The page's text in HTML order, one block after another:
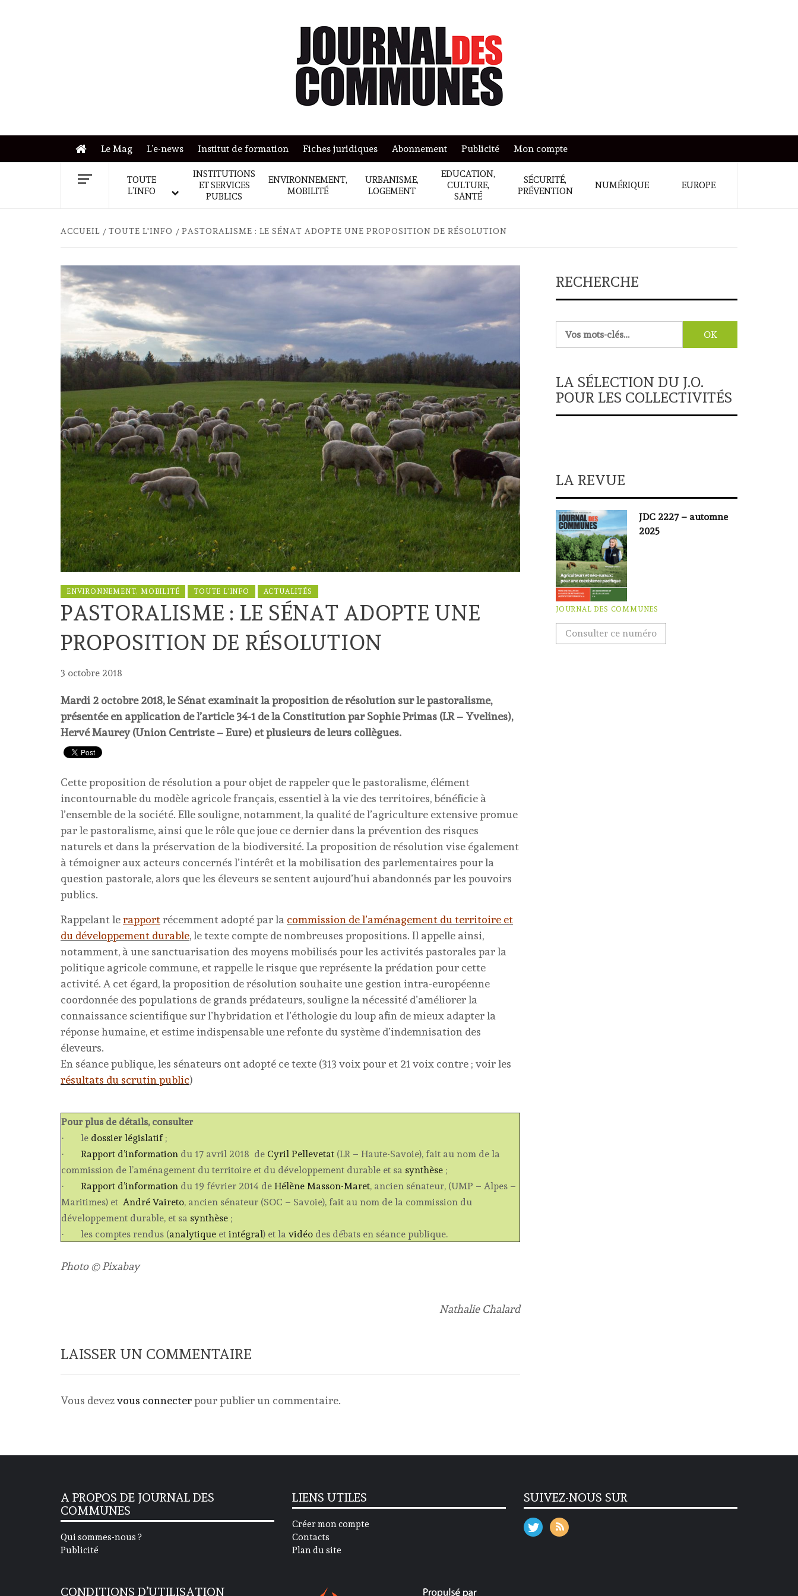
Le Mag L’e-news Institut de formation Fiches juridiques Abonnement Publicité Mon compte
TOUTE
L’INFO
INSTITUTIONS
ET SERVICES
PUBLICS
ENVIRONNEMENT,
MOBILITÉ
URBANISME,
LOGEMENT
EDUCATION,
CULTURE,
SANTÉ
SÉCURITÉ,
PRÉVENTION
NUMÉRIQUE EUROPE
ACCUEIL TOUTE L'INFO PASTORALISME : LE SÉNAT ADOPTE UNE PROPOSITION DE RÉSOLUTION
ENVIRONNEMENT, MOBILITÉ TOUTE L'INFO ACTUALITÉS
PASTORALISME : LE SÉNAT ADOPTE UNE
PROPOSITION DE RÉSOLUTION
3 octobre 2018
Mardi 2 octobre 2018, le Sénat examinait la proposition de résolution sur le pastoralisme,
présentée en application de l’article 34-1 de la Constitution par Sophie Primas (LR – Yvelines),
Hervé Maurey (Union Centriste – Eure) et plusieurs de leurs collègues.
Cette proposition de résolution a pour objet de rappeler que le pastoralisme, élément
incontournable du modèle agricole français, essentiel à la vie des territoires, bénéficie à
l’ensemble de la société. Elle souligne, notamment, la qualité de l’agriculture extensive promue
par le pastoralisme, ainsi que le rôle que joue ce dernier dans la prévention des risques
naturels et dans la préservation de la biodiversité. La proposition de résolution vise également
à témoigner aux acteurs concernés l’intérêt et la mobilisation des parlementaires pour la
question pastorale, alors que les éleveurs se sentent aujourd’hui abandonnés par les pouvoirs
publics.
Rappelant lerapportrécemment adopté par la commission de l’aménagement du territoire et
du développement durable, le texte compte de nombreuses propositions. Il appelle ainsi,
notamment, à une sanctuarisation des moyens mobilisés pour les activités pastorales par la
politique agricole commune, et rappelle le risque que représente la prédation pour cette
activité. A cet égard, la proposition de résolution souhaite une gestion intra-européenne
coordonnée des populations de grands prédateurs, souligne la nécessité d’améliorer la
connaissance scientifique sur l’hybridation et l’éthologie du loup afin de mieux adapter la
réponse humaine, et estime indispensable une refonte du système d’indemnisation des
éleveurs.
En séance publique, les sénateurs ont adopté ce texte (313 voix pour et 21 voix contre ; voir les
résultats du scrutin public)
Pour plus de détails, consulter
· le dossier législatif;
· Rapport d’information du 17 avril 2018 de Cyril Pellevetat (LR – Haute-Savoie), fait au nom de la
commission de l’aménagement du territoire et du développement durable et sa synthèse ;
· Rapport d’information du 19 février 2014 de Hélène Masson-Maret, ancien sénateur, (UMP – Alpes –
Maritimes) et André Vaireto, ancien sénateur (SOC – Savoie), fait au nom de la commission du
développement durable, et sa synthèse ;
· les comptes rendus (analytique et intégral) et la vidéo des débats en séance publique.
Photo © Pixabay
Nathalie Chalard
LAISSER UN COMMENTAIRE
Vous devezvous connecterpour publier un commentaire.
RECHERCHE
LA SÉLECTION DU J.O.
POUR LES COLLECTIVITÉS
LA REVUE
JDC 2227 – automne
2025
JOURNAL DES COMMUNES
Consulter ce numéro
A PROPOS DE JOURNAL DES
COMMUNES
Qui sommes-nous ?
Publicité
CONDITIONS D’UTILISATION
LIENS UTILES
Créer mon compte
Contacts
Plan du site
SUIVEZ-NOUS SUR